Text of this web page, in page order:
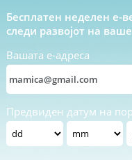
Бесплатен неделен е-
следи развојот на
Вашата е-адреса
Предвиден датум на